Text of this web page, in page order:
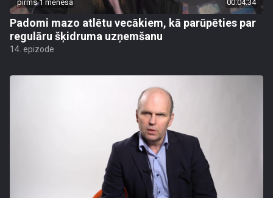
pirms 1 mēneša 00:04:34
Padomi mazo atlētu vecākiem, kā parūpēties par
regulāru šķidruma uzņemšanu
14. epizode